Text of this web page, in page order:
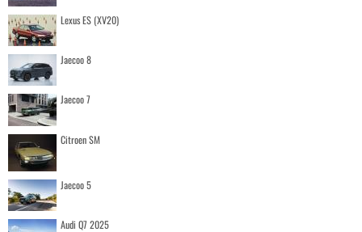
Lexus ES (XV20)
Jaecoo 8
Jaecoo 7
Citroen SM
Jaecoo 5
Audi Q7 2025